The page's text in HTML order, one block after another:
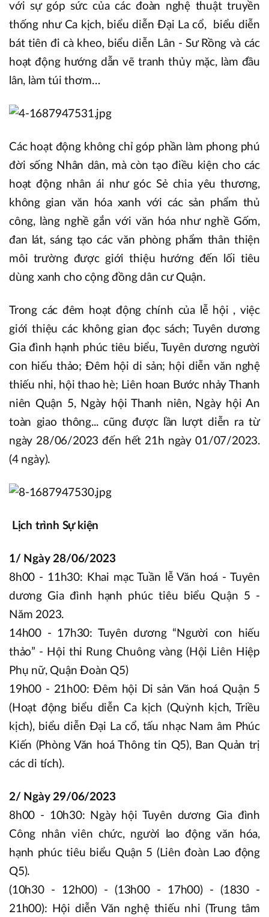
với sự góp sức của các đoàn nghệ thuật truyền
thống như Ca kịch, biểu diễn Đại La cổ, biểu diễn
bát tiên đi cà kheo, biểu diễn Lân - Sư Rồng và các
hoạt động hướng dẫn vẽ tranh thủy mặc, làm đầu
lân, làm túi thơm…
Các hoạt động không chỉ góp phần làm phong phú
đời sống Nhân dân, mà còn tạo điều kiện cho các
hoạt động nhân ái như góc Sẻ chia yêu thương,
không gian văn hóa xanh với các sản phẩm thủ
công, làng nghề gắn với văn hóa như nghề Gốm,
đan lát, sáng tạo các văn phòng phẩm thân thiện
môi trường được giới thiệu hướng đến lối tiêu
dùng xanh cho cộng đồng dân cư Quận.
Trong các đêm hoạt động chính của lễ hội , việc
giới thiệu các không gian đọc sách; Tuyên dương
Gia đình hạnh phúc tiêu biểu, Tuyên dương người
con hiếu thảo; Đêm hội di sản; hội diễn văn nghệ
thiếu nhi, hội thao hè; Liên hoan Bước nhảy Thanh
niên Quận 5, Ngày hội Thanh niên, Ngày hội An
toàn giao thông... cũng được lần lượt diễn ra từ
ngày 28/06/2023 đến hết 21h ngày 01/07/2023.
(4 ngày).
Lịch trình Sự kiện
1/ Ngày 28/06/2023
8h00 - 11h30: Khai mạc Tuần lễ Văn hoá - Tuyên
dương Gia đình hạnh phúc tiêu biểu Quận 5 -
Năm 2023.
14h00 - 17h30: Tuyên dương “Người con hiếu
thảo” - Hội thi Rung Chuông vàng (Hội Liên Hiệp
Phụ nữ, Quận Đoàn Q5)
19h00 - 21h00: Đêm hội Di sản Văn hoá Quận 5
(Hoạt động biểu diễn Ca kịch (Quỳnh kịch, Triều
kịch), biểu diễn Đại La cổ, tấu nhạc Nam âm Phúc
Kiến (Phòng Văn hoá Thông tin Q5), Ban Quản trị
các di tích).
2/ Ngày 29/06/2023
8h00 - 10h30: Ngày hội Tuyên dương Gia đình
Công nhân viên chức, người lao động văn hóa,
hạnh phúc tiêu biểu Quận 5 (Liên đoàn Lao động
Q5).
(10h30 - 12h00) - (13h00 - 17h00) - (1830 -
21h00): Hội diễn Văn nghệ thiếu nhi (Trung tâm